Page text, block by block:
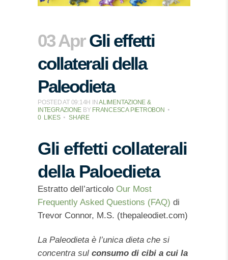
03 AprGli effetti
collaterali della
Paleodieta
POSTED AT 09:14H INALIMENTAZIONE &
INTEGRAZIONE BY FRANCESCA PIETROBON
0 LIKES SHARE
Gli effetti collaterali
della Paloedieta
Estratto dell’articolo Our Most
Frequently Asked Questions (FAQ) di
Trevor Connor, M.S. (thepaleodiet.com)
La Paleodieta è l’unica dieta che si
concentra sul consumo di cibi a cui la